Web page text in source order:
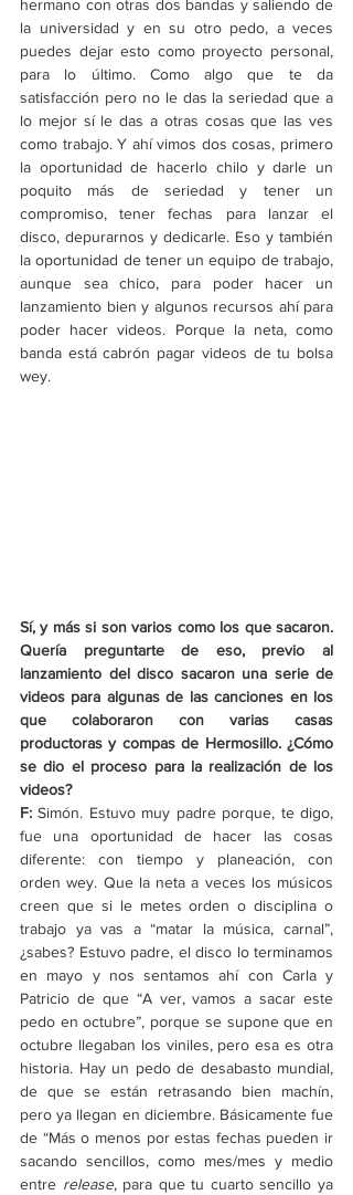
hermano con otras dos bandas y saliendo de
la universidad y en su otro pedo, a veces
puedes dejar esto como proyecto personal,
para lo último. Como algo que te da
satisfacción pero no le das la seriedad que a
lo mejor sí le das a otras cosas que las ves
como trabajo. Y ahí vimos dos cosas, primero
la oportunidad de hacerlo chilo y darle un
poquito más de seriedad y tener un
compromiso, tener fechas para lanzar el
disco, depurarnos y dedicarle. Eso y también
la oportunidad de tener un equipo de trabajo,
aunque sea chico, para poder hacer un
lanzamiento bien y algunos recursos ahí para
poder hacer videos. Porque la neta, como
banda está cabrón pagar videos de tu bolsa
wey.
Sí, y más si son varios como los que sacaron.
Quería preguntarte de eso, previo al
lanzamiento del disco sacaron una serie de
videos para algunas de las canciones en los
que colaboraron con varias casas
productoras y compas de Hermosillo. ¿Cómo
se dio el proceso para la realización de los
videos?
F: Simón. Estuvo muy padre porque, te digo,
fue una oportunidad de hacer las cosas
diferente: con tiempo y planeación, con
orden wey. Que la neta a veces los músicos
creen que si le metes orden o disciplina o
trabajo ya vas a “matar la música, carnal”,
¿sabes? Estuvo padre, el disco lo terminamos
en mayo y nos sentamos ahí con Carla y
Patricio de que “A ver, vamos a sacar este
pedo en octubre”, porque se supone que en
octubre llegaban los viniles, pero esa es otra
historia. Hay un pedo de desabasto mundial,
de que se están retrasando bien machín,
pero ya llegan en diciembre. Básicamente fue
de “Más o menos por estas fechas pueden ir
sacando sencillos, como mes/mes y medio
entre release, para que tu cuarto sencillo ya